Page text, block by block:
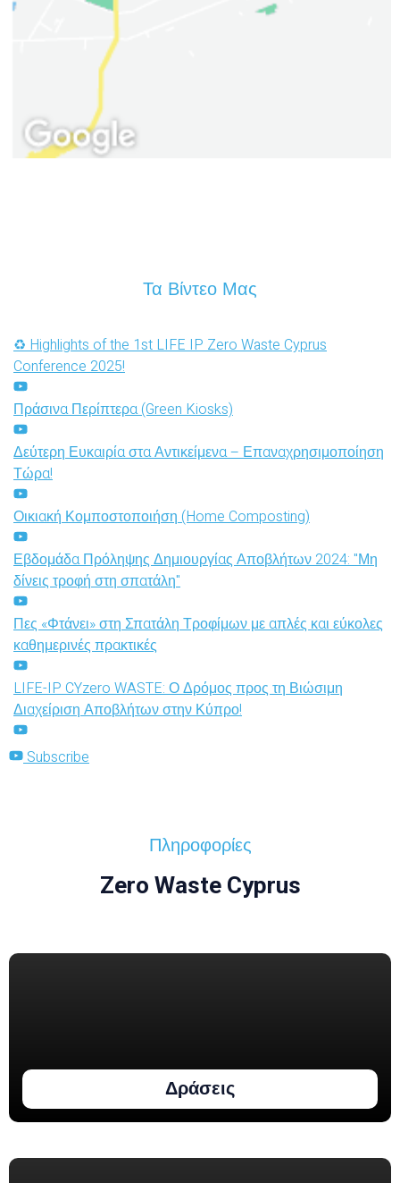
Τα Βίντεο Μας
♻️ Highlights of the 1st LIFE IP Zero Waste Cyprus
Conference 2025!
Πράσινα Περίπτερα (Green Kiosks)
Δεύτερη Ευκαιρία στα Αντικείμενα – Επαναχρησιμοποίηση
Τώρα!
Οικιακή Κομποστοποιήση (Home Composting)
Εβδομάδα Πρόληψης Δημιουργίας Αποβλήτων 2024: "Μη
δίνεις τροφή στη σπατάλη"
Πες «Φτάνει» στη Σπατάλη Τροφίμων με απλές και εύκολες
καθημερινές πρακτικές
LIFE-IP CYzero WASTE: Ο Δρόμος προς τη Βιώσιμη
Διαχείριση Αποβλήτων στην Κύπρο!
Subscribe
Πληροφορίες
Zero Waste Cyprus
Δράσεις